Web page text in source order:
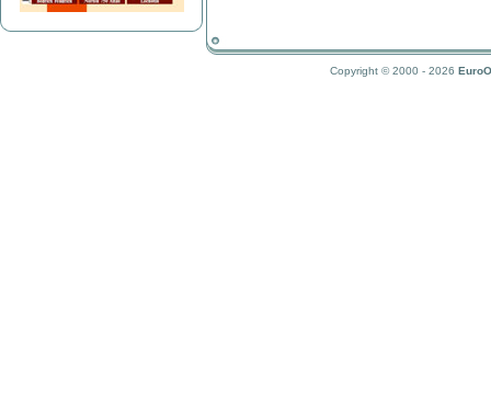
Copyright © 2000 - 2026